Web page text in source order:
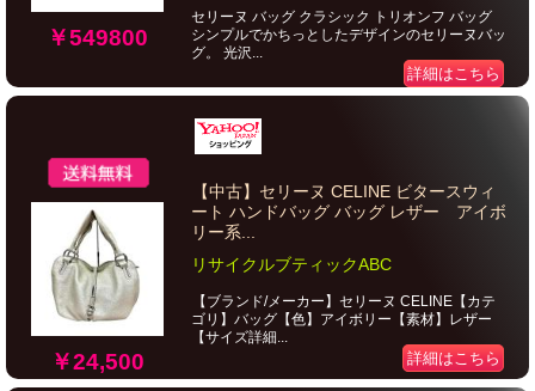
￥549800
セリーヌ バッグ クラシック トリオンフ バッグ
シンプルでかちっとしたデザインのセリーヌバッ
グ。 光沢...
詳細はこちら
￥24,500
【中古】セリーヌ CELINE ビタースウィ
ート ハンドバッグ バッグ レザー アイボ
リー系...
リサイクルブティックABC
【ブランド/メーカー】セリーヌ CELINE【カテ
ゴリ】バッグ【色】アイボリー【素材】レザー
【サイズ詳細...
詳細はこちら